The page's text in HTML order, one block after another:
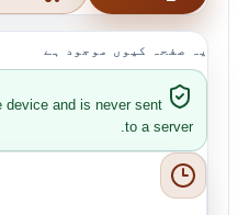
یہ صفحہ کیوں موجود ہے
device and is never sent
to a server.